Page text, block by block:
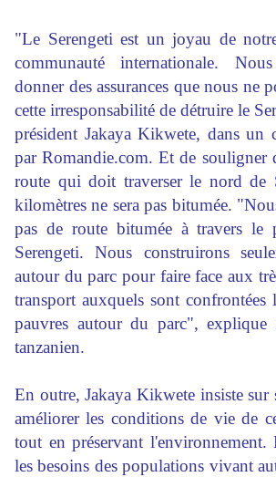
"Le Serengeti est un joyau de
communauté internationale.
donner des assurances que nous ne
cette irresponsabilité de détruire le
président Jakaya Kikwete, dans un
par Romandie.com. Et de souligner
route qui doit traverser le nord de
kilomètres ne sera pas bitumée.
pas de route bitumée à travers le
Serengeti. Nous construirons
autour du parc pour faire face aux
transport auxquels sont confrontées
pauvres autour du parc",
tanzanien.
En outre, Jakaya Kikwete insiste
améliorer les conditions de vie de
tout en préservant
les besoins des populations vivant